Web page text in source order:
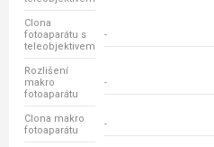
Clona
fotoaparátu s
teleobjektivem
-
Rozlišení
makro
fotoaparátu
-
Clona makro
fotoaparátu
-